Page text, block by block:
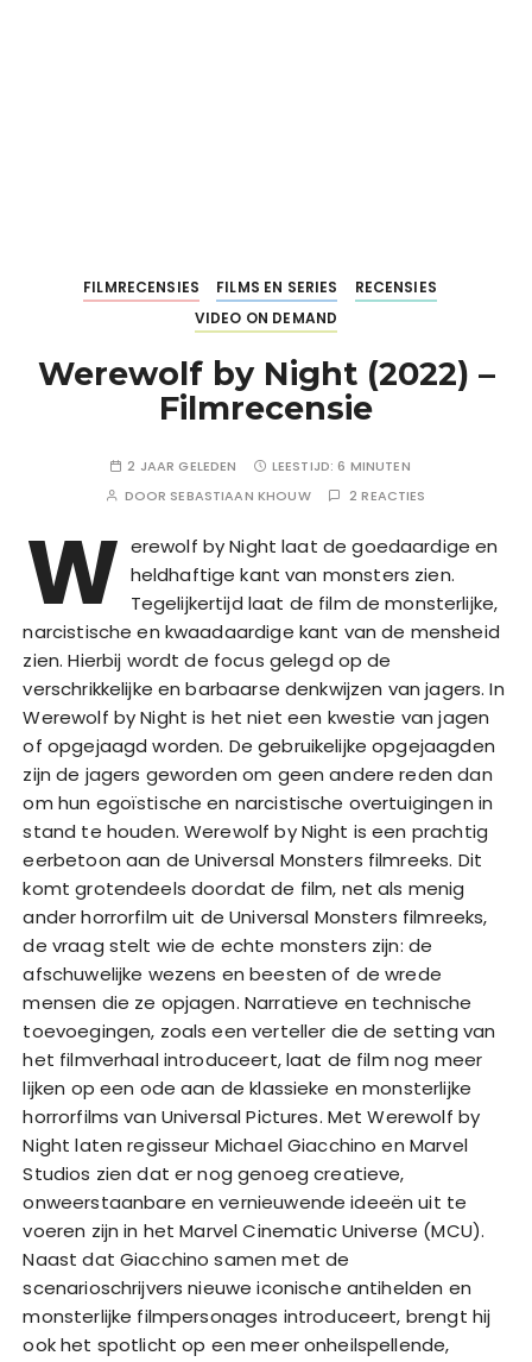
FILMRECENSIES FILMS EN SERIES
RECENSIES
VIDEO ON DEMAND
Werewolf by Night (2022) –
Filmrecensie
2 JAAR GELEDEN LEESTIJD:6 MINUTEN
DOOR SEBASTIAAN KHOUW 2 REACTIES
W erewolf by Night laat de goedaardige en
heldhaftige kant van monsters zien.
Tegelijkertijd laat de film de monsterlijke,
narcistische en kwaadaardige kant van de mensheid
zien. Hierbij wordt de focus gelegd op de
verschrikkelijke en barbaarse denkwijzen van jagers. In
Werewolf by Night is het niet een kwestie van jagen
of opgejaagd worden. De gebruikelijke opgejaagden
zijn de jagers geworden om geen andere reden dan
om hun egoïstische en narcistische overtuigingen in
stand te houden. Werewolf by Night is een prachtig
eerbetoon aan de Universal Monsters filmreeks. Dit
komt grotendeels doordat de film, net als menig
ander horrorfilm uit de Universal Monsters filmreeks,
de vraag stelt wie de echte monsters zijn: de
afschuwelijke wezens en beesten of de wrede
mensen die ze opjagen. Narratieve en technische
toevoegingen, zoals een verteller die de setting van
het filmverhaal introduceert, laat de film nog meer
lijken op een ode aan de klassieke en monsterlijke
horrorfilms van Universal Pictures. Met Werewolf by
Night laten regisseur Michael Giacchino en Marvel
Studios zien dat er nog genoeg creatieve,
onweerstaanbare en vernieuwende ideeën uit te
voeren zijn in het Marvel Cinematic Universe (MCU).
Naast dat Giacchino samen met de
scenarioschrijvers nieuwe iconische antihelden en
monsterlijke filmpersonages introduceert, brengt hij
ook het spotlicht op een meer onheilspellende,